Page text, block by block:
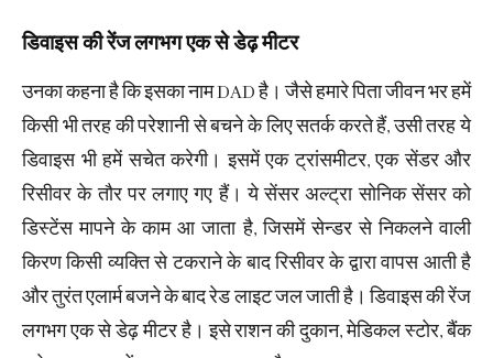
डिवाइस की रेंज लगभग एक से डेढ़ मीटर
उनका कहना है कि इसका नाम DAD है। जैसे हमारे पिता जीवन भर हमें
किसी भी तरह की परेशानी से बचने के लिए सतर्क करते हैं, उसी तरह ये
डिवाइस भी हमें सचेत करेगी। इसमें एक ट्रांसमीटर, एक सेंडर और
रिसीवर के तौर पर लगाए गए हैं। ये सेंसर अल्ट्रा सोनिक सेंसर को
डिस्टेंस मापने के काम आ जाता है, जिसमें सेन्डर से निकलने वाली
किरण किसी व्यक्ति से टकराने के बाद रिसीवर के द्वारा वापस आती है
और तुरंत एलार्म बजने के बाद रेड लाइट जल जाती है। डिवाइस की रेंज
लगभग एक से डेढ़ मीटर है। इसे राशन की दुकान, मेडिकल स्टोर, बैंक